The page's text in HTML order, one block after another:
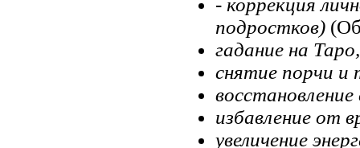
подростков)
гадание на
снятие порчи и
избавление от
увеличение